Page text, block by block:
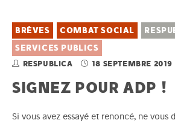
BRÈVES COMBAT SOCIAL
SERVICES PUBLICS
RESPUBLICA 18 SEPTEMBRE 2019
SIGNEZ POUR ADP !
Si vous avez essayé et renoncé, ne vous